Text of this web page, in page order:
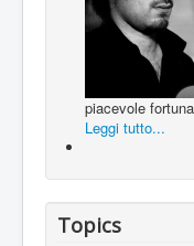
piacevole
Leggi tutto...
Topics